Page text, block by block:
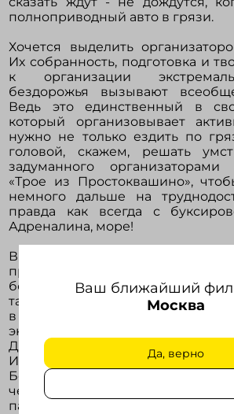
Ваш ближайший
Москва
Да, верно
полноприводный авто в грязи.
Хочется выделить
Их собранность, подготовка и
к организации
бездорожья вызывают
Ведь это единственный в
который организовывает
нужно не только ездить по
головой, скажем, решать
задуманного
«Трое из Простоквашино»,
немного дальше на
правда как всегда с
Адреналина, море!
Впечатления были
праздной публикой из
болельщики», результаты
таблицу, настало время
в лучах всеобщего внимания
экипажа: Полковникова
Даниил в зачетной группе
Игорь и Дудукчан Андраник из
Бекнев Антон из
чемпионских титулов и кубков,
памятные призы от спонсора ГК